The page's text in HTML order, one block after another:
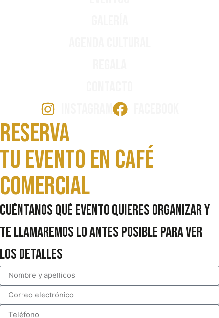
Reserva
Tu evento en Café
comercial
Cuéntanos qué evento quieres organizar y
te llamaremos lo antes posible para ver
los detalles